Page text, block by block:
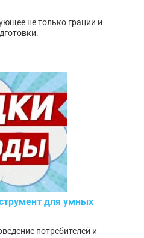
не только грации и
для умных
потребителей и